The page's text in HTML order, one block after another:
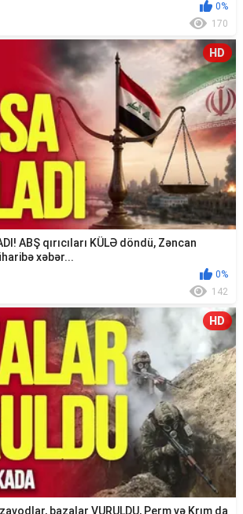
0%
170
HD
ABŞ qırıcıları KÜLƏ döndü, Zəncan
xəbər...
0%
142
HD
bazalar VURULDU, Perm və Krım da